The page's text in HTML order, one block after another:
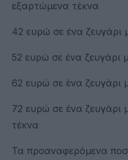
εξαρτώμενα τέκνα
42 ευρώ σε ένα ζευγάρι
52 ευρώ σε ένα ζευγάρι
62 ευρώ σε ένα ζευγάρι
72 ευρώ σε ένα ζευγάρι
τέκνα
Τα προαναφερόμενα